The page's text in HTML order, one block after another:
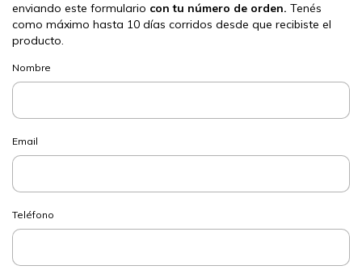
enviando este formulario con tu número de orden. Tenés
como máximo hasta 10 días corridos desde que recibiste el
producto.
Nombre
Email
Teléfono